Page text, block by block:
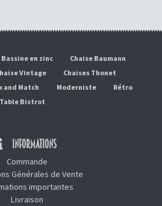
Bassine en zinc
Chaise Baumann
Vintage
Chaises Thonet
and Match Moderniste
Rétro
Table Bistrot
INFORMATIONS
Commande
Générales de Vente
importantes
Livraison